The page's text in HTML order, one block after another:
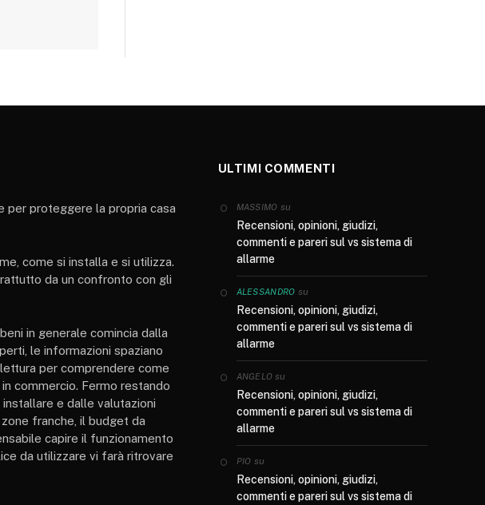
per proteggere la propria casa
come si installa e si utilizza.
da un confronto con gli
in generale comincia dalla
le informazioni spaziano
per comprendere come
commercio. Fermo restando
e dalle valutazioni
franche, il budget da
capire il funzionamento
da utilizzare vi farà ritrovare
ULTIMI COMMENTI
MASSIMO su
Recensioni, opinioni, giudizi,
commenti e pareri sul vs sistema di
allarme
ALESSANDRO su
Recensioni, opinioni, giudizi,
commenti e pareri sul vs sistema di
allarme
ANGELO su
Recensioni, opinioni, giudizi,
commenti e pareri sul vs sistema di
allarme
PIO su
Recensioni, opinioni, giudizi,
commenti e pareri sul vs sistema di